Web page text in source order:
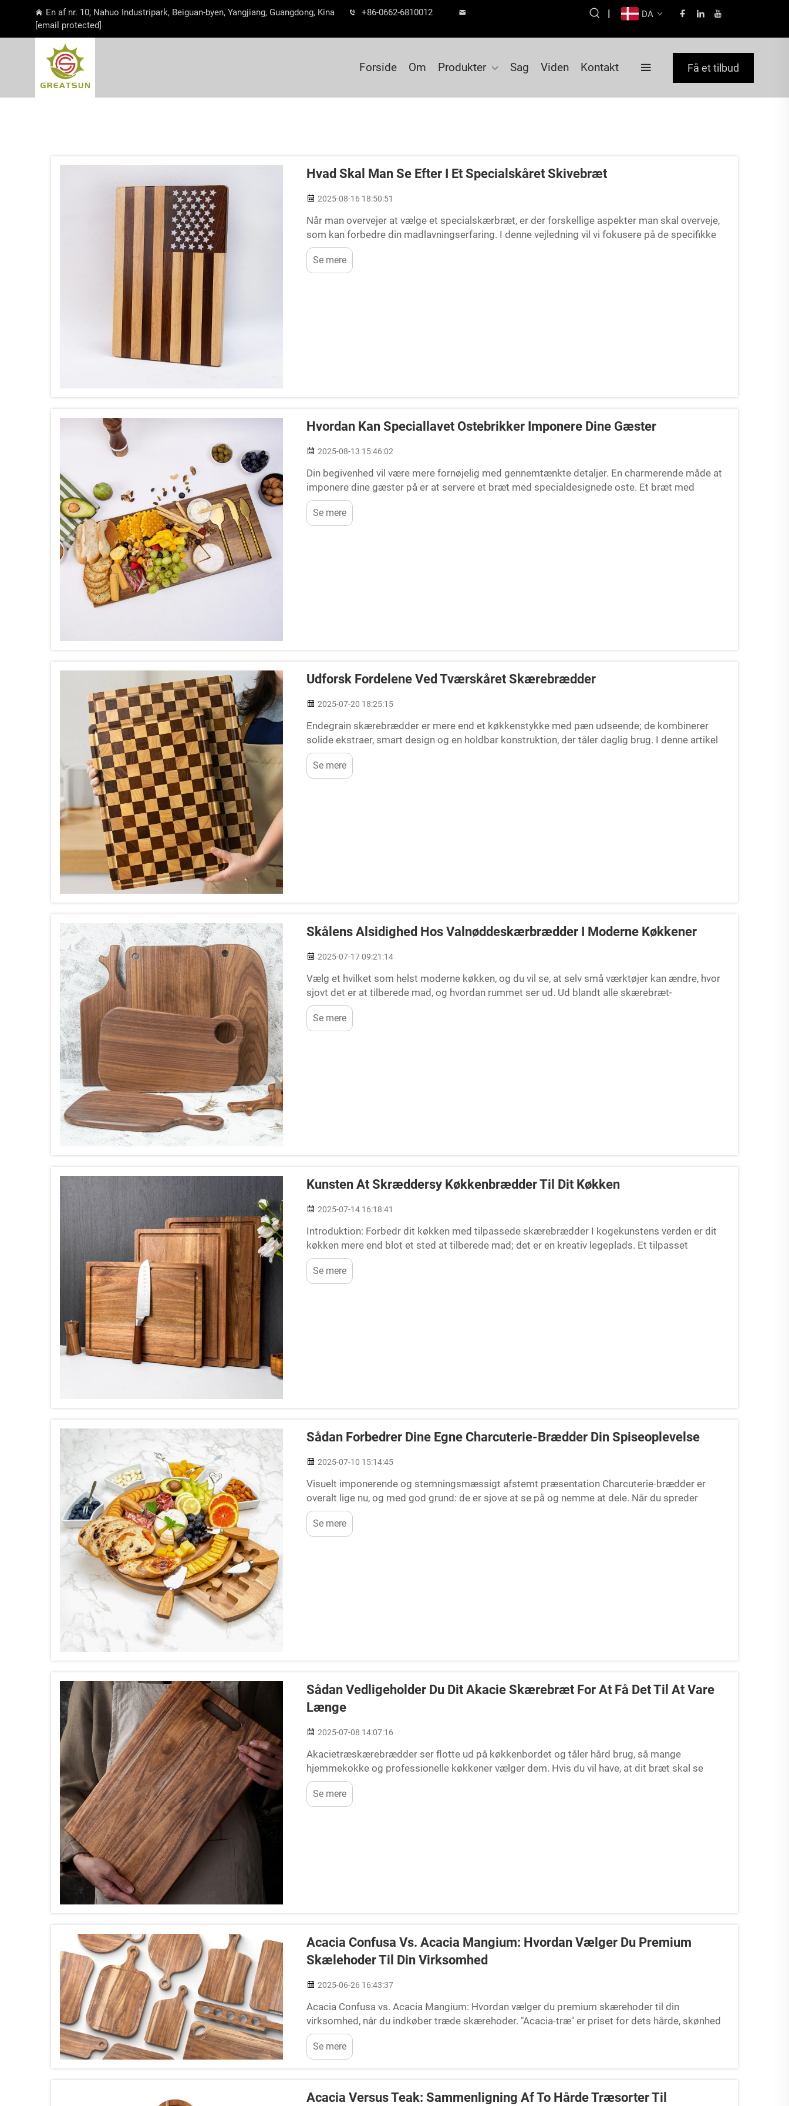
En af nr. 10, Nahuo Industripark, Beiguan-byen, Yangjiang, Guangdong, Kina
+86-0662-6810012
[email protected]
| DA
Forside Om Produkter Sag Viden Kontakt Få et tilbud
Hvad Skal Man Se Efter I Et Specialskåret Skivebræt
2025-08-16 18:50:51
Når man overvejer at vælge et specialskærbræt, er der forskellige aspekter man skal overveje,
som kan forbedre din madlavningserfaring. I denne vejledning vil vi fokusere på de specifikke
funktioner og materialer, der vil tilføje stil til dit køkken med...
Se mere
Hvordan Kan Speciallavet Ostebrikker Imponere Dine Gæster
2025-08-13 15:46:02
Din begivenhed vil være mere fornøjelig med gennemtænkte detaljer. En charmerende måde at
imponere dine gæster på er at servere et bræt med specialdesignede oste. Et bræt med
specialdesignede oste viser din gastronomiske kreativitet og gør måltidet til en uforglemmelig
oplevelse...
Se mere
Udforsk Fordelene Ved Tværskåret Skærebrædder
2025-07-20 18:25:15
Endegrain skærebrædder er mere end et køkkenstykke med pæn udseende; de kombinerer
solide ekstraer, smart design og en holdbar konstruktion, der tåler daglig brug. I denne artikel
beskriver vi, hvorfor disse brædder er værd at have plads til på din køkkenbænk, og viser de
funktioner, der gør dem til et must-have i enhver køkken...
Se mere
Skålens Alsidighed Hos Valnøddeskærbrædder I Moderne Køkkener
2025-07-17 09:21:14
Vælg et hvilket som helst moderne køkken, og du vil se, at selv små værktøjer kan ændre, hvor
sjovt det er at tilberede mad, og hvordan rummet ser ud. Ud blandt alle skærebræt-
alternativerne dukker et solidt valnøddeskærebræt hele tiden op, fordi det er holdbart, flot og
praktisk i brug – alt i alt et...
Se mere
Kunsten At Skræddersy Køkkenbrædder Til Dit Køkken
2025-07-14 16:18:41
Introduktion: Forbedr dit køkken med tilpassede skærebrædder I kogekunstens verden er dit
køkken mere end blot et sted at tilberede mad; det er en kreativ legeplads. Et tilpasset
skærebræt kan forøge denne legesyge og samtidig gøre hverdagsopgaver nemmere. T...
Se mere
Sådan Forbedrer Dine Egne Charcuterie-Brædder Din Spiseoplevelse
2025-07-10 15:14:45
Visuelt imponerende og stemningsmæssigt afstemt præsentation Charcuterie-brædder er
overalt lige nu, og med god grund: de er sjove at se på og nemme at dele. Når du spreder
snacks ud over et træ- eller marmorfad, føles hele bordet øjeblikkeligt mere varmt og
hyggeligt...
Se mere
Sådan Vedligeholder Du Dit Akacie Skærebræt For At Få Det Til At Vare
Længe
2025-07-08 14:07:16
Akacietræskærebrædder ser flotte ud på køkkenbordet og tåler hård brug, så mange
hjemmekokke og professionelle køkkener vælger dem. Hvis du vil have, at dit bræt skal se
sådan ud i årevis, går en lille rutinemæssig pleje langt. I denne artikel viser vi dig...
Se mere
Acacia Confusa Vs. Acacia Mangium: Hvordan Vælger Du Premium
Skælehoder Til Din Virksomhed
2025-06-26 16:43:37
Acacia Confusa vs. Acacia Mangium: Hvordan vælger du premium skærehoder til din
virksomhed, når du indkøber træde skærehoder. "Acacia-træ" er priset for dets hårde, skønhed
og holdbarhed. Men ikke alt Acacia er lige godt. Markedet forvirrer ofte...
Se mere
Acacia Versus Teak: Sammenligning Af To Hårde Træsorter Til